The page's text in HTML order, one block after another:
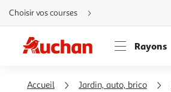
Aller
directement
au
Aller
directement
à
Aller
directement
Choisir vos courses
Rayons
Accueil Jardin, auto, brico